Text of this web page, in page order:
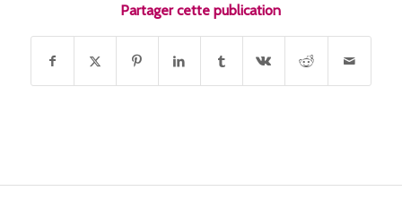
Partager cette publication